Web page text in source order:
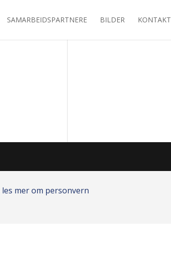
SAMARBEIDSPARTNERE BILDER KONTAKT
les mer om personvern